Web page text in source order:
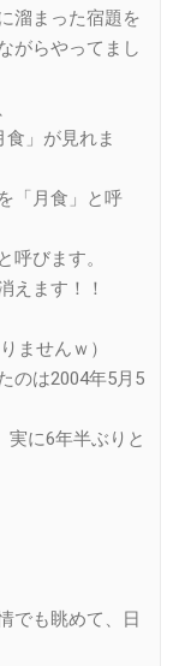
溜まった宿題を
がらやってまし
」が見れま
「月食」と呼
呼びます。
えます！！
ませんｗ）
のは2004年5月5
実に6年半ぶりと
でも眺めて、日